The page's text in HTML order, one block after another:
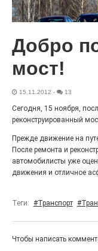
меняет облик.
Железная
«Беги, как
Вернее, теперь
Добро
мост!
15.11.2012 - 13
Сегодня, 15 ноября,
реконструированный
Прежде движение на
После ремонта и
автомобилисты уже
движения и отличное
Теги: #Транспорт
Чтобы написать